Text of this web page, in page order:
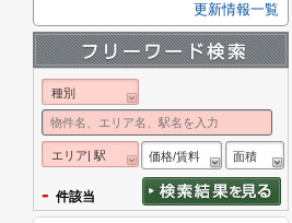
更新情報一覧
種別
エリア| 駅 価格/賃料 面積
- 件該当